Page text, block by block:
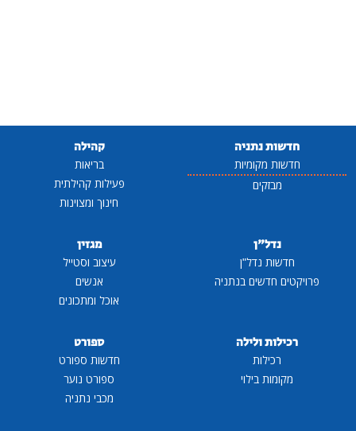
חדשות נתניה
חדשות מקומיות
מבזקים
קהילה
בריאות
פעילות קהילתית
חינוך ומצוינות
נדל"ן
חדשות נדל"ן
פרויקטים חדשים בנתניה
מגזין
עיצוב וסטייל
אנשים
אוכל ומתכונים
רכילות ולילה
רכילות
מקומות בילוי
ספורט
חדשות ספורט
ספורט נוער
מכבי נתניה